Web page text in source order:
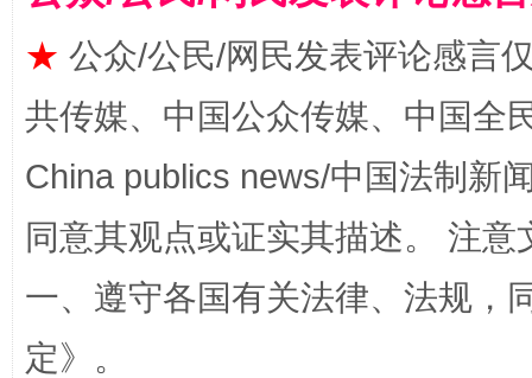
扯下公款旅游的“隐身衣” 如何以
★ 公众/公民/网民发表评论感言
共传媒、中国公众传媒、中国全
China publics news/中国法制新
同意其观点或证实其描述。 注
一、遵守各国有关法律、法规，
定》。